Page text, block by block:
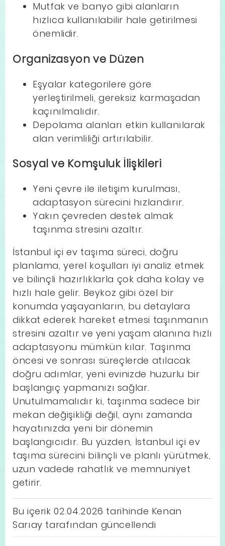
Mutfak ve banyo gibi alanların
hızlıca kullanılabilir hale getirilmesi
önemlidir.
Organizasyon ve Düzen
Eşyalar kategorilere göre
yerleştirilmeli, gereksiz karmaşadan
kaçınılmalıdır.
Depolama alanları etkin kullanılarak
alan verimliliği artırılabilir.
Sosyal ve Komşuluk İlişkileri
Yeni çevre ile iletişim kurulması,
adaptasyon sürecini hızlandırır.
Yakın çevreden destek almak
taşınma stresini azaltır.
İstanbul içi ev taşıma süreci, doğru
planlama, yerel koşulları iyi analiz etmek
ve bilinçli hazırlıklarla çok daha kolay ve
hızlı hale gelir. Beykoz gibi özel bir
konumda yaşayanların, bu detaylara
dikkat ederek hareket etmesi taşınmanın
stresini azaltır ve yeni yaşam alanına hızlı
adaptasyonu mümkün kılar. Taşınma
öncesi ve sonrası süreçlerde atılacak
doğru adımlar, yeni evinizde huzurlu bir
başlangıç yapmanızı sağlar.
Unutulmamalıdır ki, taşınma sadece bir
mekan değişikliği değil, aynı zamanda
hayatınızda yeni bir dönemin
başlangıcıdır. Bu yüzden, İstanbul içi ev
taşıma sürecini bilinçli ve planlı yürütmek,
uzun vadede rahatlık ve memnuniyet
getirir.
Bu içerik 02.04.2026 tarihinde Kenan
Sarıay tarafından güncellendi